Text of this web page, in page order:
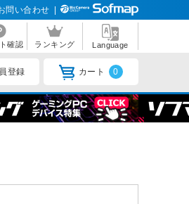
問い合わせ
確認 ランキング Language
登録 カート 0